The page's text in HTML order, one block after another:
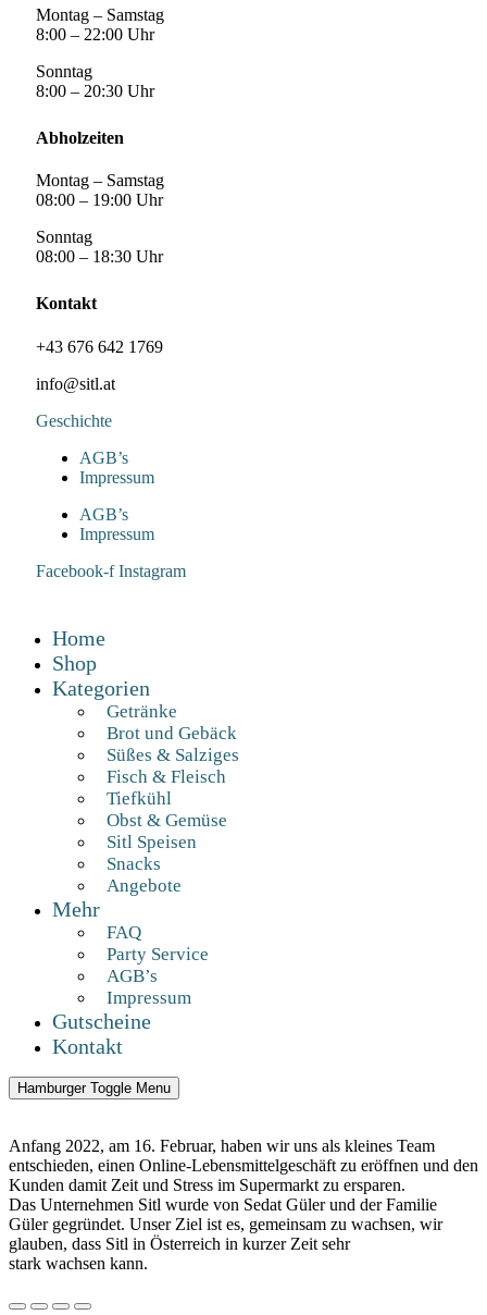
Montag – Samstag
8:00 – 22:00 Uhr
Sonntag
8:00 – 20:30 Uhr
Abholzeiten
Montag – Samstag
08:00 – 19:00 Uhr
Sonntag
08:00 – 18:30 Uhr
Kontakt
+43 676 642 1769
info@sitl.at
Geschichte
AGB’s
Impressum
AGB’s
Impressum
Facebook-f Instagram
Home
Shop
Kategorien
Getränke
Brot und Gebäck
Süßes & Salziges
Fisch & Fleisch
Tiefkühl
Obst & Gemüse
Sitl Speisen
Snacks
Angebote
Mehr
FAQ
Party Service
AGB’s
Impressum
Gutscheine
Kontakt
Hamburger Toggle Menu
Anfang 2022, am 16. Februar, haben wir uns als kleines Team
entschieden, einen Online-Lebensmittelgeschäft zu eröffnen und den
Kunden damit Zeit und Stress im Supermarkt zu ersparen.
Das Unternehmen Sitl wurde von Sedat Güler und der Familie
Güler gegründet. Unser Ziel ist es, gemeinsam zu wachsen, wir
glauben, dass Sitl in Österreich in kurzer Zeit sehr
stark wachsen kann.